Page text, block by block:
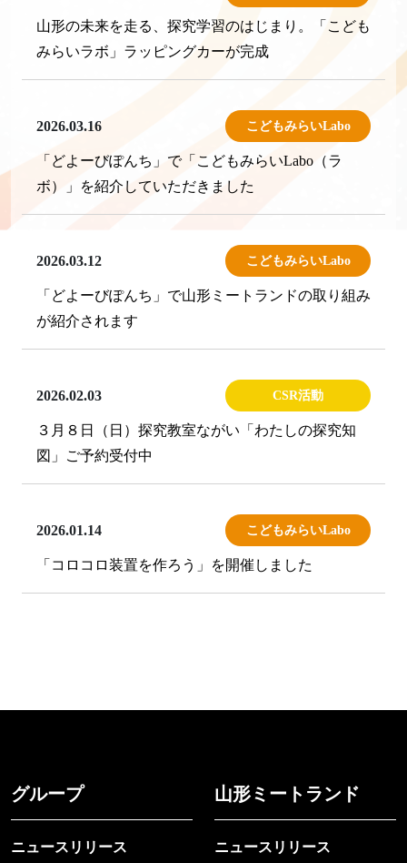
山形の未来を走る、探究学習のはじまり。「こども
みらいラボ」ラッピングカーが完成
2026.03.16 こどもみらいLabo
「どよーびぽんち」で「こどもみらいLabo（ラ
ボ）」を紹介していただきました
2026.03.12 こどもみらいLabo
「どよーびぽんち」で山形ミートランドの取り組み
が紹介されます
2026.02.03 CSR活動
３月８日（日）探究教室ながい「わたしの探究知
図」ご予約受付中
2026.01.14 こどもみらいLabo
「コロコロ装置を作ろう」を開催しました
グループ
ニュースリリース
山形ミートランド
ニュースリリース